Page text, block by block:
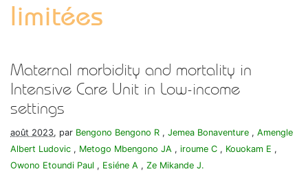
limitées
Maternal morbidity and mortality in
Intensive Care Unit in Low-income
settings
août 2023, par Bengono Bengono R , Jemea Bonaventure , Amengle
Albert Ludovic , Metogo Mbengono JA , iroume C , Kouokam E ,
Owono Etoundi Paul , Esiéne A , Ze Mikande J.